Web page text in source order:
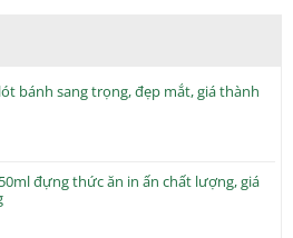
bánh sang trọng, đẹp mắt, giá thành
đựng thức ăn in ấn chất lượng, giá